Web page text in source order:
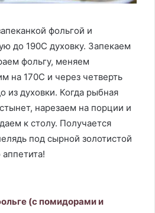
фольгой и
до 190С духовку. Запекаем
фольгу, меняем
на 170С и через четверть
из духовки. Когда рыбная
нарезаем на порции и
к столу. Получается
под сырной золотистой
(с помидорами и